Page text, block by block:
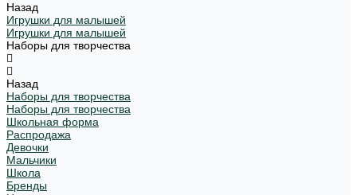
Назад
Игрушки для малышей
Игрушки для малышей
Наборы для творчества
Назад
Наборы для творчества
Наборы для творчества
Школьная форма
Распродажа
Девочки
Мальчики
Школа
Бренды